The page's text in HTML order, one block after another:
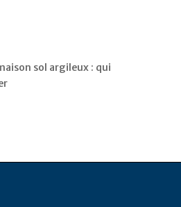
sol argileux : qui